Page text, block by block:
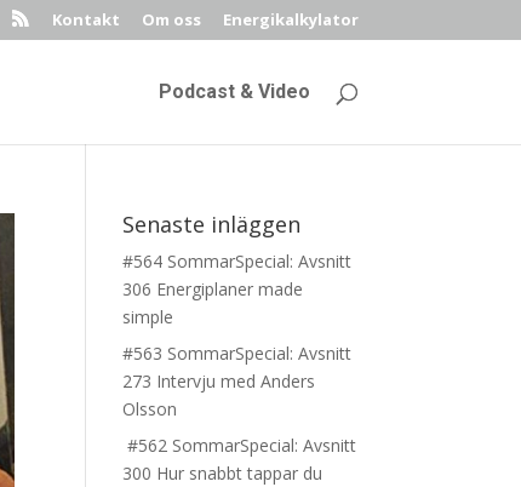
Kontakt Om oss Energikalkylator
Podcast & Video
Senaste inläggen
#564 SommarSpecial: Avsnitt
306 Energiplaner made
simple
#563 SommarSpecial: Avsnitt
273 Intervju med Anders
Olsson
#562 SommarSpecial: Avsnitt
300 Hur snabbt tappar du